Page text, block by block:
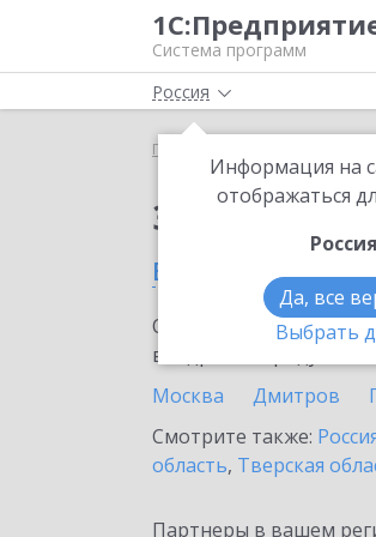
Система программ
Россия
Информация на
отображаться
Россия
Да, все
Выбрать
Главная
Заказать
в
Ознакомьтесь с
внедрение продукта.
Москва
Дмитров
Смотрите также:
область, Тверская
Партнеры в вашем